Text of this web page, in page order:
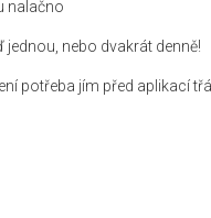
nalačno
nebo dvakrát denně!
potřeba jím před aplikací